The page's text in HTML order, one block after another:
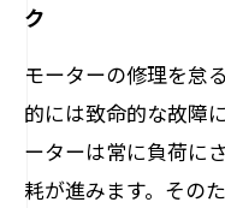
ク
モーターの修理を怠
的には致命的な故障
ーターは常に負荷に
耗が進みます。その